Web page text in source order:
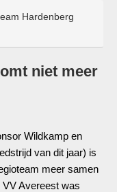
Hardenberg
niet meer
Wildkamp en
van dit jaar) is
meer samen
Avereest was